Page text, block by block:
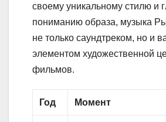
своему уникальному стилю и
пониманию образа, музыка
не только саундтреком, но и
элементом художественной
фильмов.
Год Момент